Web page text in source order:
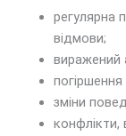
регулярна
відмови;
виражений
погіршення
зміни
конфлікти,